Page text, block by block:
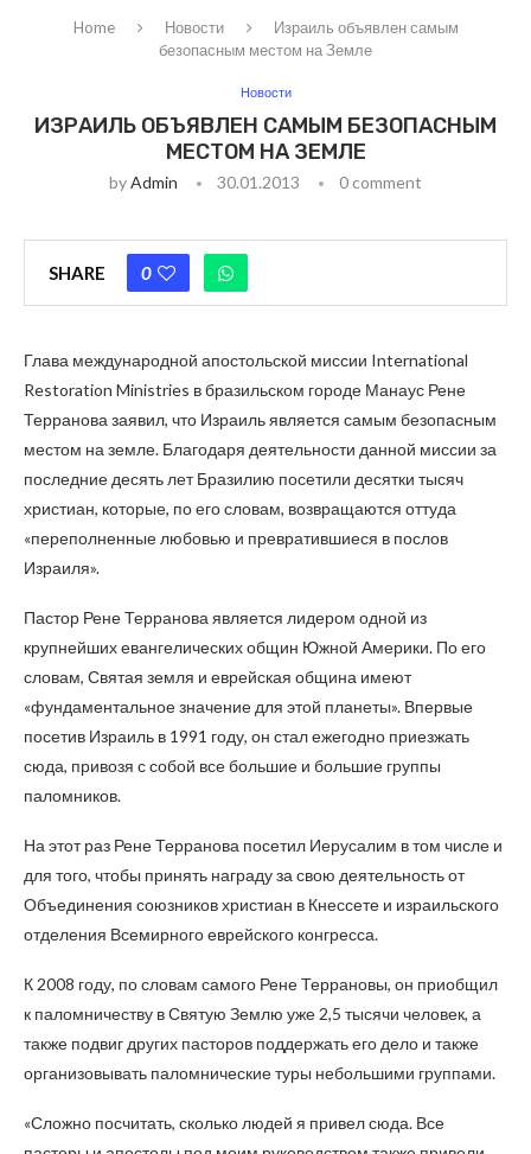
Home Новости
Израиль объявлен самым
безопасным местом на Земле
Новости
ИЗРАИЛЬ ОБЪЯВЛЕН САМЫМ БЕЗОПАСНЫМ
МЕСТОМ НА ЗЕМЛЕ
byAdmin 30.01.2013 0 comment
SHARE 0
Глава международной апостольской миссии International
Restoration Ministries в бразильском городе Манаус Рене
Терранова заявил, что Израиль является самым безопасным
местом на земле. Благодаря деятельности данной миссии за
последние десять лет Бразилию посетили десятки тысяч
христиан, которые, по его словам, возвращаются оттуда
«переполненные любовью и превратившиеся в послов
Израиля».
Пастор Рене Терранова является лидером одной из
крупнейших евангелических общин Южной Америки. По его
словам, Святая земля и еврейская община имеют
«фундаментальное значение для этой планеты». Впервые
посетив Израиль в 1991 году, он стал ежегодно приезжать
сюда, привозя с собой все большие и большие группы
паломников.
На этот раз Рене Терранова посетил Иерусалим в том числе и
для того, чтобы принять награду за свою деятельность от
Объединения союзников христиан в Кнессете и израильского
отделения Всемирного еврейского конгресса.
К 2008 году, по словам самого Рене Террановы, он приобщил
к паломничеству в Святую Землю уже 2,5 тысячи человек, а
также подвиг других пасторов поддержать его дело и также
организовывать паломнические туры небольшими группами.
«Сложно посчитать, сколько людей я привел сюда. Все